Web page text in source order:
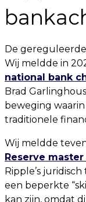
De
Wij meldde in
national bank
Brad
beweging
traditionele
Wij meldde
Reserve
Ripple’s
een beperkte
kan zijn, omdat